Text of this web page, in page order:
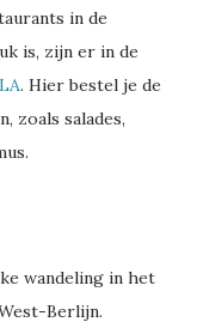
in de
is, zijn er in de
. Hier bestel je de
zoals salades,
wandeling in het
Berlijn.